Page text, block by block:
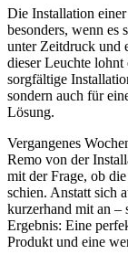
Die Installation einer
besonders, wenn es
unter Zeitdruck und
dieser Leuchte lohnt
sorgfältige
sondern auch für
Lösung.
Vergangenes
Remo von der
mit der Frage, ob
schien. Anstatt sich
kurzerhand mit an –
Ergebnis: Eine
Produkt und eine